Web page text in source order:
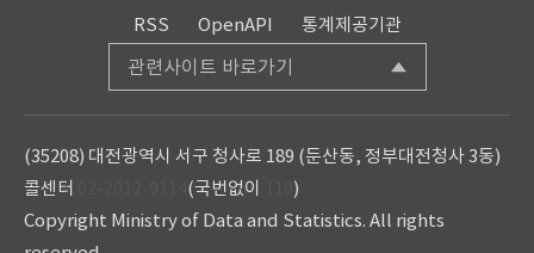
RSS
OpenAPI 통계제공기관
관련사이트 바로가기
(35208) 대전광역시 서구 청사로 189 (둔산동, 정부대전청사 3동)
콜센터
(국번없이
)
Copyright Ministry of Data and Statistics. All rights